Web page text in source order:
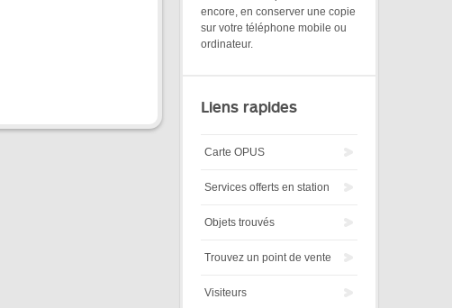
encore, en conserver une copie
sur votre téléphone mobile ou
ordinateur.
Liens rapides
Carte OPUS
Services offerts en station
Objets trouvés
Trouvez un point de vente
Visiteurs